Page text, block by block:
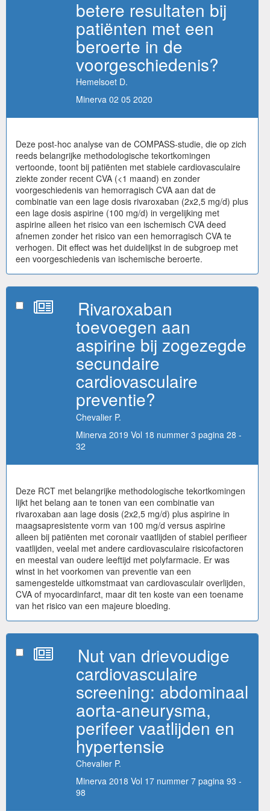
betere resultaten bij
patiënten met een
beroerte in de
voorgeschiedenis?
Hemelsoet D.
Minerva 02 05 2020
Deze post-hoc analyse van de COMPASS-studie, die op zich
reeds belangrijke methodologische tekortkomingen
vertoonde, toont bij patiënten met stabiele cardiovasculaire
ziekte zonder recent CVA (<1 maand) en zonder
voorgeschiedenis van hemorragisch CVA aan dat de
combinatie van een lage dosis rivaroxaban (2x2,5 mg/d) plus
een lage dosis aspirine (100 mg/d) in vergelijking met
aspirine alleen het risico van een ischemisch CVA deed
afnemen zonder het risico van een hemorragisch CVA te
verhogen. Dit effect was het duidelijkst in de subgroep met
een voorgeschiedenis van ischemische beroerte.
Rivaroxaban
toevoegen aan
aspirine bij zogezegde
secundaire
cardiovasculaire
preventie?
Chevalier P.
Minerva 2019 Vol 18 nummer 3 pagina 28 -
32
Deze RCT met belangrijke methodologische tekortkomingen
lijkt het belang aan te tonen van een combinatie van
rivaroxaban aan lage dosis (2x2,5 mg/d) plus aspirine in
maagsapresistente vorm van 100 mg/d versus aspirine
alleen bij patiënten met coronair vaatlijden of stabiel perifieer
vaatlijden, veelal met andere cardiovasculaire risicofactoren
en meestal van oudere leeftijd met polyfarmacie. Er was
winst in het voorkomen van preventie van een
samengestelde uitkomstmaat van cardiovasculair overlijden,
CVA of myocardinfarct, maar dit ten koste van een toename
van het risico van een majeure bloeding.
Nut van drievoudige
cardiovasculaire
screening: abdominaal
aorta-aneurysma,
perifeer vaatlijden en
hypertensie
Chevalier P.
Minerva 2018 Vol 17 nummer 7 pagina 93 -
98